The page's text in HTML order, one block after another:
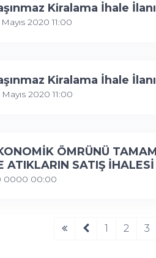
Kiralama İhale
2020 11:00
Kiralama İhale İlanı
2020 11:00
ÖMRÜNÜ
ATIKLARIN SATIŞ
0000 00:00
1 2 3